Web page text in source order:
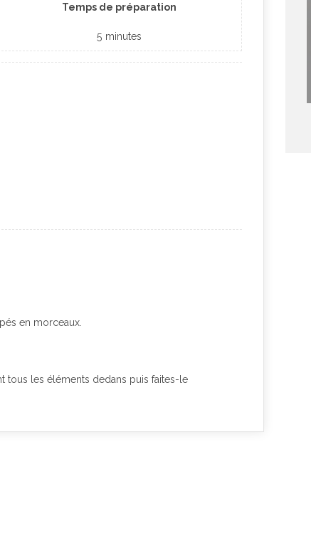
Temps de préparation
5 minutes
en morceaux.
tous les éléments dedans puis faites-le